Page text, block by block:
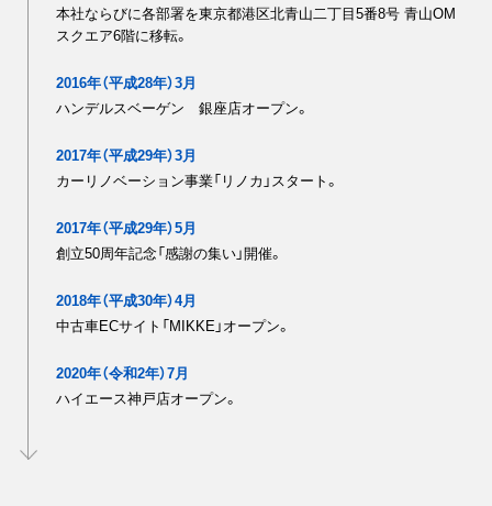
本社ならびに各部署を東京都港区北青山二丁目5番8号 青山OM
スクエア6階に移転。
2016年（平成28年）3月
ハンデルスベーゲン 銀座店オープン。
2017年（平成29年）3月
カーリノベーション事業「リノカ」スタート。
2017年（平成29年）5月
創立50周年記念「感謝の集い」開催。
2018年（平成30年）4月
中古車ECサイト「MIKKE」オープン。
2020年（令和2年）7月
ハイエース神戸店オープン。